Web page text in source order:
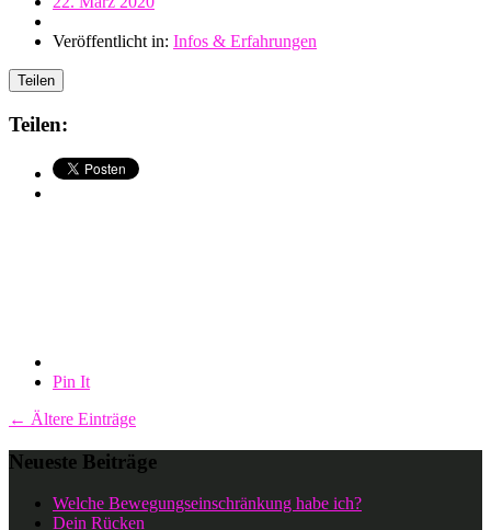
Veröffentlicht in: Infos & Erfahrungen
Teilen
Teilen:
Pin It
← Ältere Einträge
Neueste Beiträge
Welche Bewegungseinschränkung habe ich?
Dein Rücken